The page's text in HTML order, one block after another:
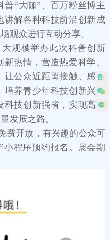
普“大咖”、百万粉丝博主
讲解各种科技前沿创新成
观众进行互动分享。
规模举办此次科普创新
热情，营造热爱科学、
让公众近距离接触、感受
培养青少年科技创新兴趣
科技创新强省，实现高水
发展之路。
费开放，有兴趣的公众可
小程序预约报名。展会期